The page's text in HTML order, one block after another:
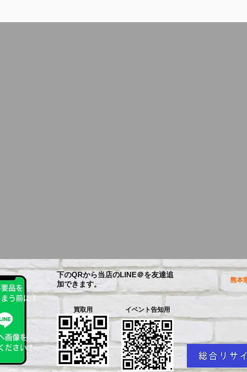
要品を
う前に！
画像を
ださい！
下のQRから当店のLINE＠を友達追
加できます。
買取用 イベント告知用
熊本